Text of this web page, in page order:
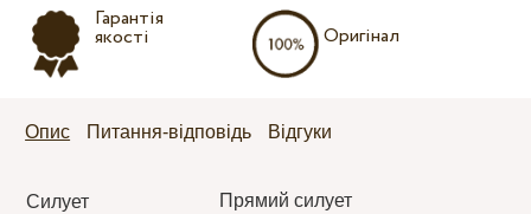
Гарантія
якості Оригінал
Опис Питання-відповідь Відгуки
Силует
Прямий силует